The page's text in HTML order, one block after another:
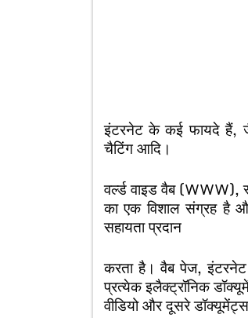
इंटरनेट के कई फायदे हैं,
चैटिंग आदि।
वर्ल्ड वाइड वैब (WWW),
का एक विशाल संग्रह है
सहायता प्रदान
करता है। वैब पेज,
प्रत्येक इलैक्ट्रॉनिक
वीडियो और दूसरे